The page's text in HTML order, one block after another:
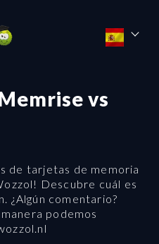
vs
de tarjetas de memoria
Descubre cuál es
¿Algún comentario?
podemos